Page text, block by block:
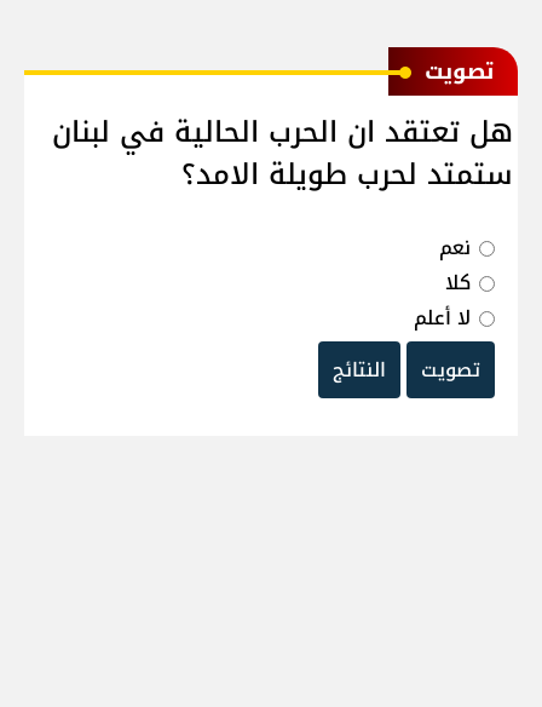
ﺗﺼﻮﻳﺖ
هل تعتقد ان الحرب الحالية في لبنان
ستمتد لحرب طويلة الامد؟
نعم
كلا
لا أعلم
تصويت
النتائج